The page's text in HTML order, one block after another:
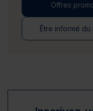
Offres
Être informé du